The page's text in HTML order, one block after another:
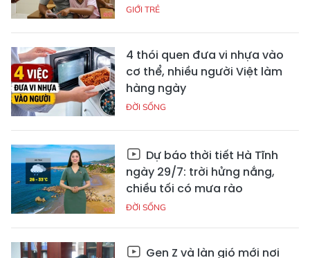
GIỚI TRẺ
4 thói quen đưa vi nhựa vào
cơ thể, nhiều người Việt làm
hàng ngày
ĐỜI SỐNG
Dự báo thời tiết Hà Tĩnh
ngày 29/7: trời hửng nắng,
chiều tối có mưa rào
ĐỜI SỐNG
Gen Z và làn gió mới nơi